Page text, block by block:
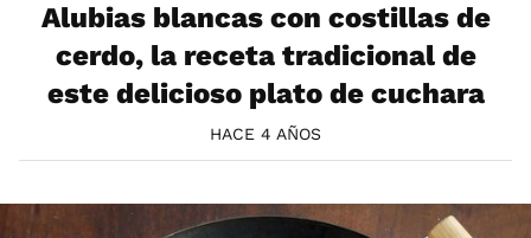
Alubias blancas con costillas de
cerdo, la receta tradicional de
este delicioso plato de cuchara
HACE 4 AÑOS